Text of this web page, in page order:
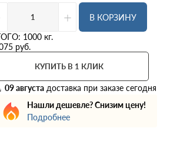
А500С
Для фундамента
Композитная арматура
10
14
16
+
В КОРЗИНУ
1000 кг.
руб.
КУПИТЬ В 1 КЛИК
09 августа доставка при заказе сегодня
Нашли дешевле? Снизим цену!
Подробнее